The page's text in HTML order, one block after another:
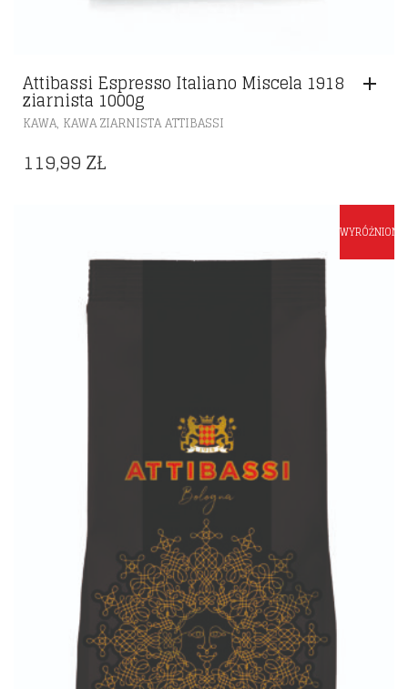
Attibassi Espresso Italiano Miscela 1918
ziarnista 1000g
KAWA, KAWA ZIARNISTA ATTIBASSI
119,99ZŁ
WYRÓŻNIONE